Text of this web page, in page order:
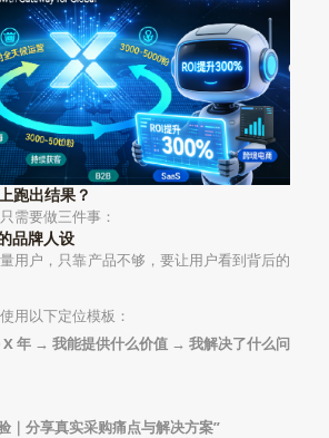
跑出结果？
需要做三件事：
品牌人设
用户，只靠产品不够，要让用户看到背后的
用以下定位模板：
X 年 → 我能提供什么价值 → 我解决了什么问
｜分享真实采购痛点与解决方案”